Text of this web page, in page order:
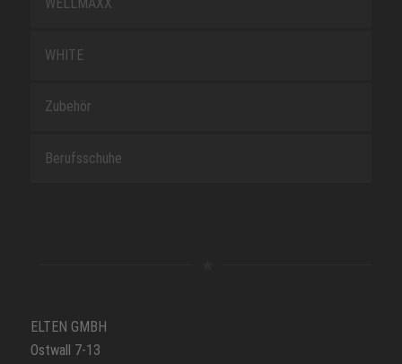
WHITE
Zubehör
Berufsschuhe
ELTEN GMBH
Ostwall 7-13